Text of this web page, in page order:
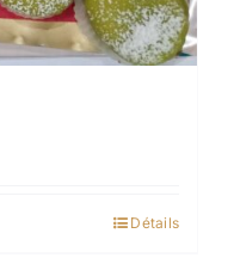
Détails